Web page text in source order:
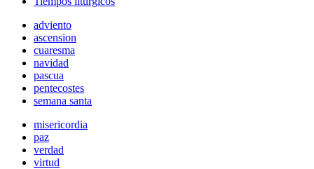
adviento
ascension
cuaresma
navidad
pascua
pentecostes
semana santa
misericordia
paz
verdad
virtud